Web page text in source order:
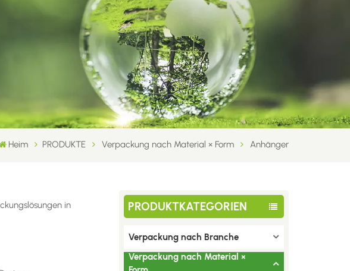
Heim PRODUKTE Verpackung nach Material × Form Anhänger
in
PRODUKTKATEGORIEN
Verpackung nach Branche
Verpackung nach Material ×